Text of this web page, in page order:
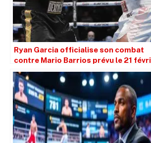
Ryan Garcia officialise son combat
contre Mario Barrios prévu le 21